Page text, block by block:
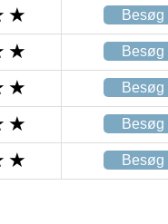
Besøg
Besøg
Besøg
Besøg
Besøg